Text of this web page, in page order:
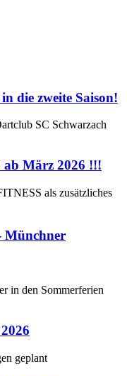
die zweite Saison!
SC Schwarzach
März 2026 !!!
als zusätzliches
Münchner
in den Sommerferien
geplant